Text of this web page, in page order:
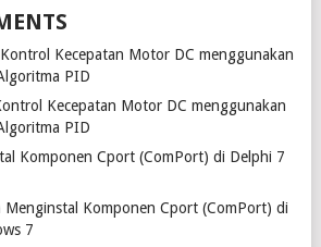
Kecepatan Motor DC menggunakan
PID
Kecepatan Motor DC menggunakan
PID
Komponen Cport (ComPort) di Delphi 7
Menginstal Komponen Cport (ComPort) di
7